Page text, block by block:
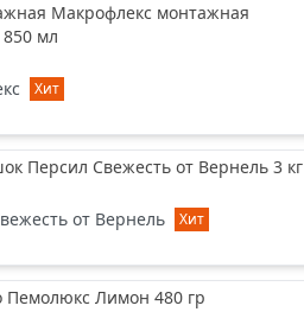
Макрофлекс монтажная
мл
Хит
Персил Свежесть от Вернель 3 кг
от Вернель
Хит
Пемолюкс Лимон 480 гр